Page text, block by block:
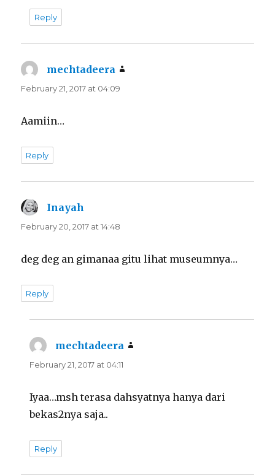
Reply
mechtadeera
February 21, 2017 at 04:09
Aamiin…
Reply
Inayah
February 20, 2017 at 14:48
deg deg an gimanaa gitu lihat museumnya…
Reply
mechtadeera
February 21, 2017 at 04:11
Iyaa…msh terasa dahsyatnya hanya dari
bekas2nya saja..
Reply